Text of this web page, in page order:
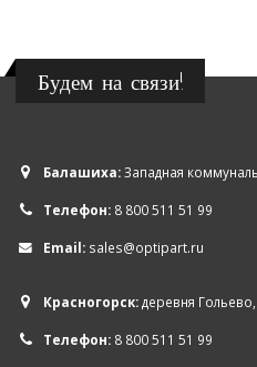
Будем на связи!
Балашиха:Западная
Телефон: 8 800 511 51 99
Email: sales@optipart.ru
Красногорск:деревня
Телефон: 8 800 511 51 99